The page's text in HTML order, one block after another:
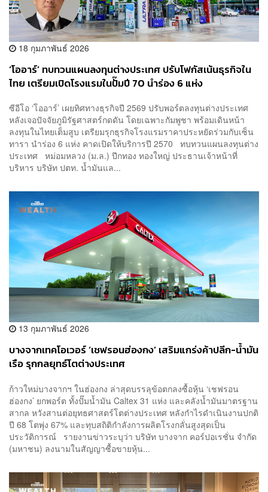
18 กุมภาพันธ์ 2026
‘โออาร์’ ทบทวนแผนลงทุนต่างประเทศ ปรับโฟกัสเน้นธุรกิจใน
ไทย เตรียมเปิดโรงแรมในปั๊มปี 70 นำร่อง 6 แห่ง
ซีอีโอ ‘โออาร์’ เผยทิศทางธุรกิจปี 2569 ปรับพอร์ตลงทุนต่างประเทศ
หลังเจอปัจจัยภูมิรัฐศาสตร์กดดัน โดยเฉพาะกัมพูชา พร้อมเดินหน้า
ลงทุนในไทยเต็มสูบ เตรียมรุกธุรกิจโรงแรมราคาประหยัดร่วมกับเซ็น
ทารา นำร่อง 6 แห่ง คาดเปิดให้บริการปี 2570 ทบทวนแผนลงทุนต่าง
ประเทศ หม่อมหลวง (ม.ล.) ปีกทอง ทองใหญ่ ประธานเจ้าหน้าที่
บริหาร บริษัท ปตท. น้ำมันแล...
13 กุมภาพันธ์ 2026
บางจากเทคโอเวอร์ ‘เชฟรอนฮ่องกง’ เสริมแกร่งค้าปลีก-น้ำมัน
เรือ รุกกลยุทธ์โตต่างประเทศ
ก้าวใหม่บางจากฯ ในฮ่องกง ล่าสุดบรรลุข้อตกลงซื้อหุ้น ‘เชฟรอน
ฮ่องกง’ ยกพอร์ต ทั้งปั๊มน้ำมัน Caltex 31 แห่ง และคลังน้ำมันมาตรฐาน
สากล หวังสานต่อยุทธศาสตร์โตต่างประเทศ หลังกำไรดำเนินงานปกติ
ปี 68 โตพุ่ง 67% และทุบสถิติกำลังการผลิตโรงกลั่นสูงสุดเป็น
ประวัติการณ์ รายงานข่าวระบุว่า บริษัท บางจาก คอร์ปอเรชั่น จำกัด
(มหาชน) ลงนามในสัญญาซื้อขายหุ้น...